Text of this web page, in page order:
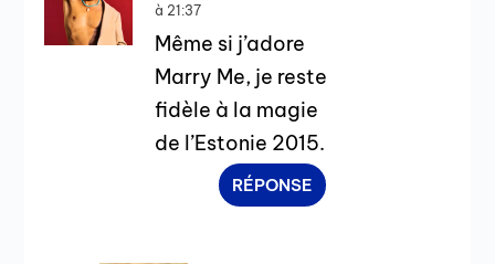
à 21:37
Même si j’adore
Marry Me, je reste
fidèle à la magie
de l’Estonie 2015.
RÉPONSE